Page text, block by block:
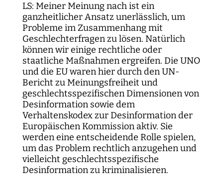
LS: Meiner Meinung nach ist ein
ganzheitlicher Ansatz unerlässlich, um
Probleme im Zusammenhang mit
Geschlechterfragen zu lösen. Natürlich
können wir einige rechtliche oder
staatliche Maßnahmen ergreifen. Die UNO
und die EU waren hier durch den UN-
Bericht zu Meinungsfreiheit und
geschlechtsspezifischen Dimensionen von
Desinformation sowie dem
Verhaltenskodex zur Desinformation der
Europäischen Kommission aktiv. Sie
werden eine entscheidende Rolle spielen,
um das Problem rechtlich anzugehen und
vielleicht geschlechtsspezifische
Desinformation zu kriminalisieren.